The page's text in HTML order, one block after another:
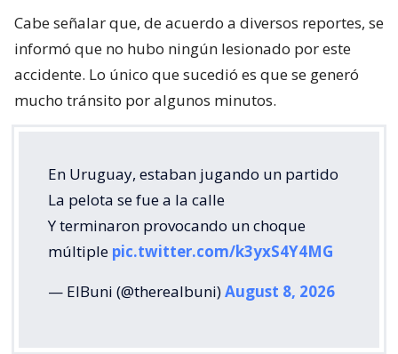
Cabe señalar que, de acuerdo a diversos reportes, se
informó que no hubo ningún lesionado por este
accidente. Lo único que sucedió es que se generó
mucho tránsito por algunos minutos.
En Uruguay, estaban jugando un partido
La pelota se fue a la calle
Y terminaron provocando un choque
múltiple pic.twitter.com/k3yxS4Y4MG
— ElBuni (@therealbuni)August 8, 2026